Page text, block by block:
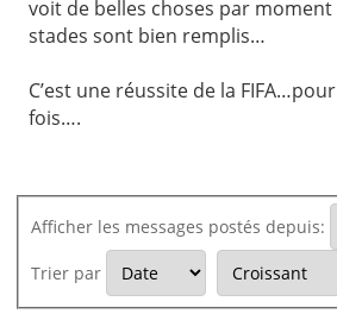
voit de belles choses par moment
stades sont bien remplis…
C’est une réussite de la
fois….
Afficher les messages postés depuis:
Trier par